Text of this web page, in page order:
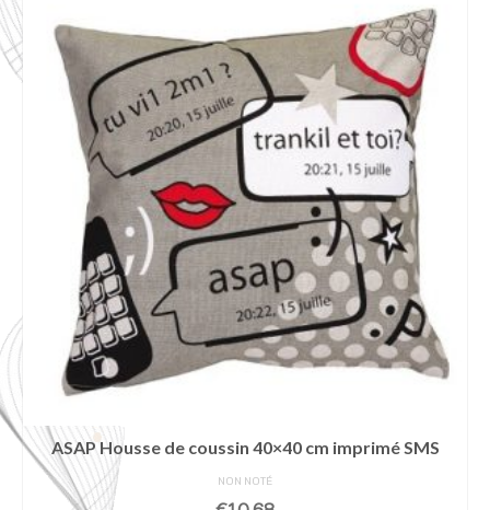
ASAP Housse de coussin 40×40 cm imprimé SMS
NON NOTÉ